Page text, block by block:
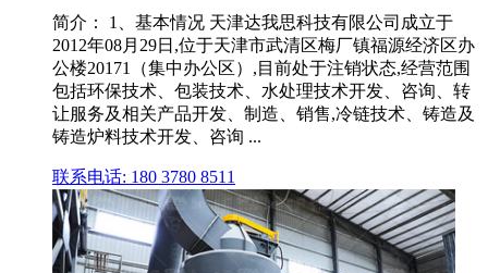
简介： 1、基本情况 天津达我思科技有限公司成立于
2012年08月29日,位于天津市武清区梅厂镇福源经济区办
公楼20171（集中办公区）,目前处于注销状态,经营范围
包括环保技术、包装技术、水处理技术开发、咨询、转
让服务及相关产品开发、制造、销售,冷链技术、铸造及
铸造炉料技术开发、咨询 ...
联系电话: 180 3780 8511